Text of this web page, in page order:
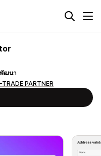
ฒนา
TRADE PARTNER